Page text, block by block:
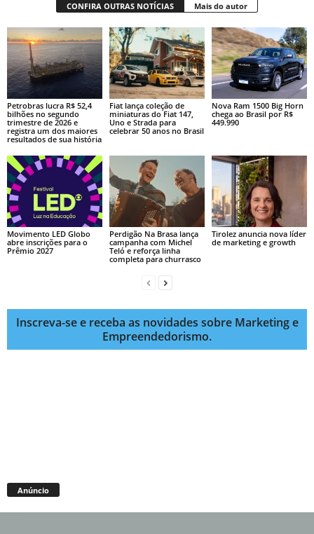
CONFIRA OUTRAS NOTÍCIAS Mais do autor
Petrobras lucra R$ 52,4
bilhões no segundo
trimestre de 2026 e
registra um dos maiores
resultados de sua história
Fiat lança coleção de
miniaturas do Fiat 147,
Uno e Strada para
celebrar 50 anos no Brasil
Nova Ram 1500 Big Horn
chega ao Brasil por R$
449.990
Movimento LED Globo
abre inscrições para o
Prêmio 2027
Perdigão Na Brasa lança
campanha com Michel
Teló e reforça linha
completa para churrasco
Tirolez anuncia nova líder
de marketing e growth
Inscreva-se e receba as novidades sobre Marketing e
Empreendedorismo.
Anúncio